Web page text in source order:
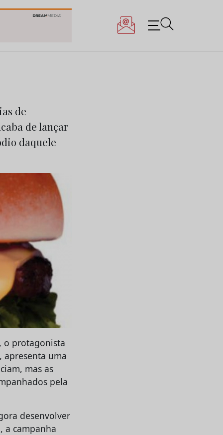
de
de lançar
daquele
o protagonista
apresenta uma
mas as
pela
desenvolver
a campanha